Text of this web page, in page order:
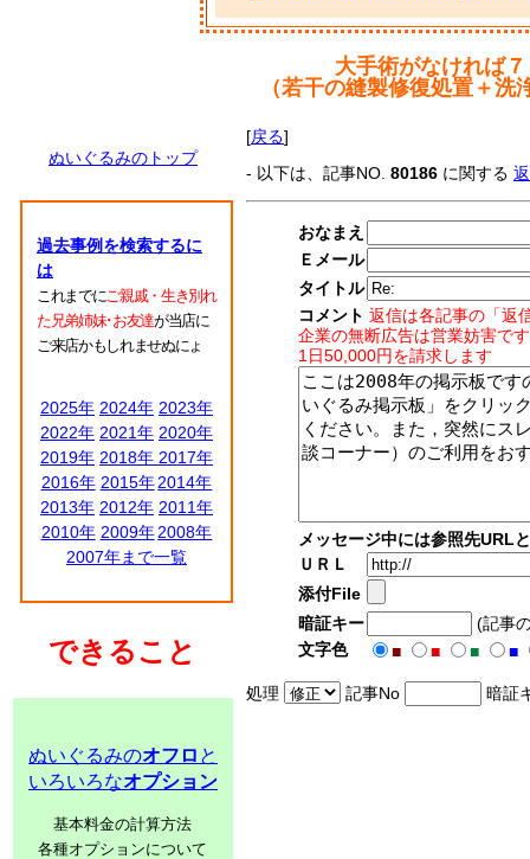
大手術がなければ
（若干の縫製修復処置＋
ぬいぐるみのトップ
過去事例を検索するに
は
これまでにご親戚・生き別れ
た兄弟姉妹･お友達が当店に
ご来店かもしれませぬにょ
2025年 2024年 2023年
2022年 2021年 2020年
2019年 2018年 2017年
2016年 2015年 2014年
2013年 2012年 2011年
2010年 2009年 2008年
2007年まで一覧
できること
ぬいぐるみのオフロ と
いろいろなオプション
基本料金の計算方法
各種オプションについて
[戻る]
- 以下は、記事NO. 80186 に関する
おなまえ
Ｅメール
タイトル
コメント 返信は各記事の「返
企業の無断広告は営業妨害で
1日50,000円を請求します
メッセージ中には参照先URL
ＵＲＬ
添付File
暗証キー
(記事
文字色
■ ■ ■ ■
処理 記事No 暗証